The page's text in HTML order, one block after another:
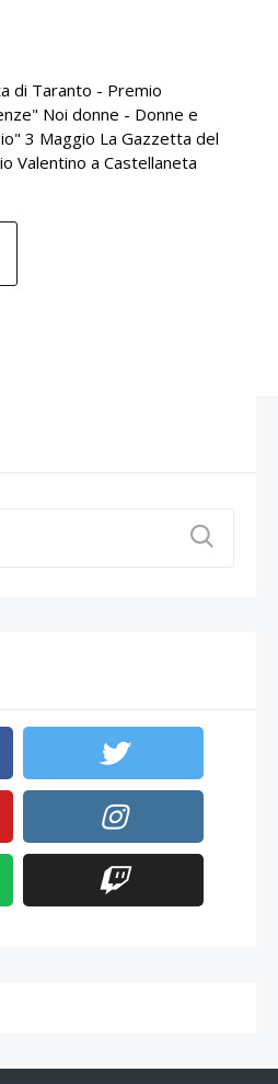
di Taranto - Premio
Noi donne - Donne e
3 Maggio La Gazzetta del
Valentino a Castellaneta